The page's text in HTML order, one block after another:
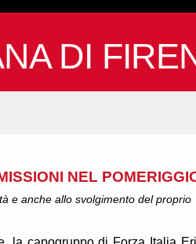
DI
NEL
e anche allo svolgimento del proprio